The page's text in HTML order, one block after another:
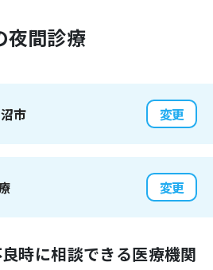
夜間診療
市 変更
変更
時に相談できる医療機関